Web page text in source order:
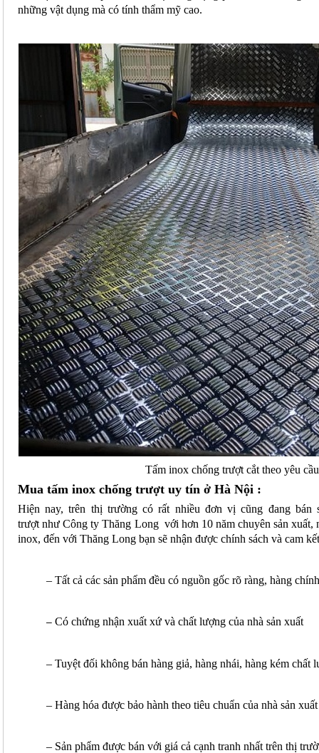
những vật dụng mà có tính thẩm mỹ cao.
Tấm inox chống trượt cắt theo yêu cầu
Mua tấm inox chống trượt uy tín ở Hà Nội :
Hiện nay, trên thị trường có rất nhiều đơn vị cũng đang bán
trượt như Công ty Thăng Long với hơn 10 năm chuyên sản xuất,
inox, đến với Thăng Long bạn sẽ nhận được chính sách và cam
– Tất cả các sản phẩm đều có nguồn gốc rõ ràng, hàng
– Có chứng nhận xuất xứ và chất lượng của nhà sản xuất
– Tuyệt đối không bán hàng giả, hàng nhái, hàng kém chất
– Hàng hóa được bảo hành theo tiêu chuẩn của nhà sản xuất
– Sản phẩm được bán với giá cả cạnh tranh nhất trên thị